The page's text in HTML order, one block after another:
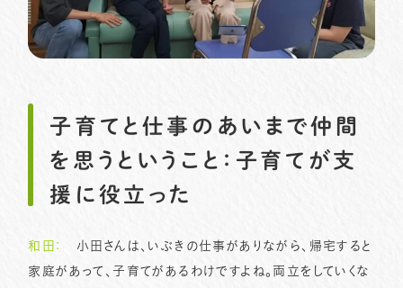
子育てと仕事のあいまで仲間
を思うということ：子育てが支
援に役立った
和田：
小田さんは、いぶきの仕事がありながら、帰宅すると
家庭があって、子育てがあるわけですよね。両立をしていくな